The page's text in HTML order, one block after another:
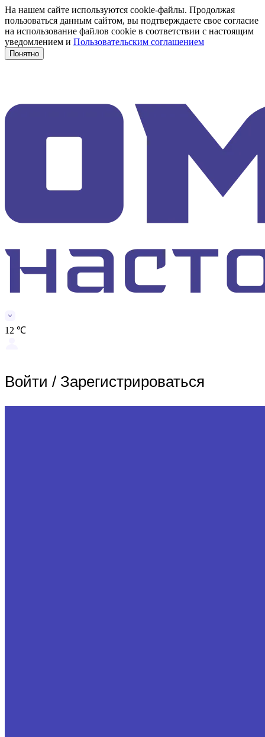
На нашем сайте используются cookie-файлы. Продолжая
пользоваться данным сайтом, вы подтверждаете свое согласие
на использование файлов cookie в соответствии с настоящим
уведомлением и Пользовательским соглашением
Понятно
12 ℃
Войти / Зарегистрироваться